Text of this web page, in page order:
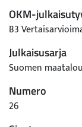
OKM-
B3
Julkaisusarja
Suomen
Numero
26